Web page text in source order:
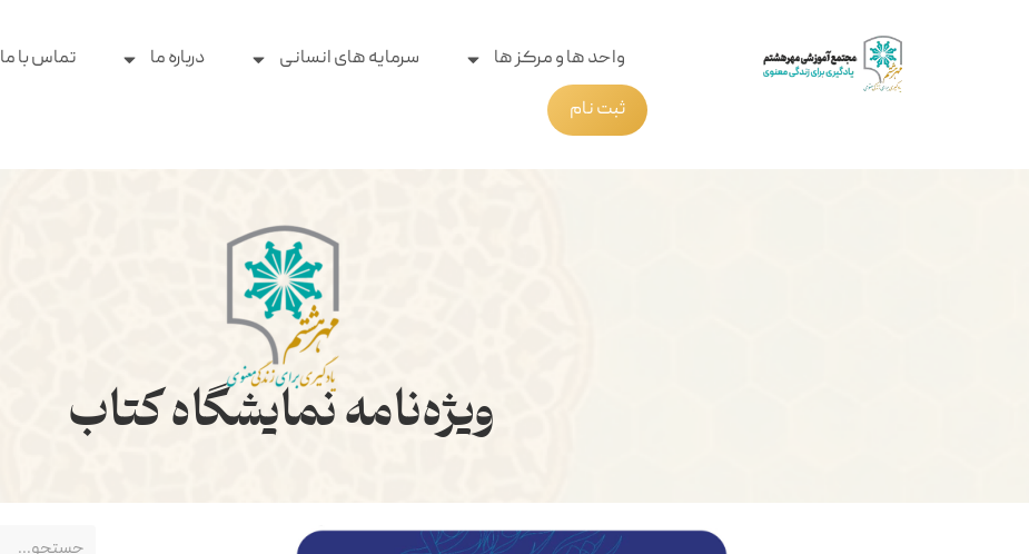
واحد ها و مرکز ها سرمایه های انسانی درباره ما تماس با ما
ثبت نام
ویژه‌نامه نمایشگاه کتاب